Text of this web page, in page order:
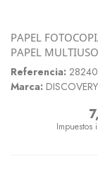
PAPEL
PAPEL
Referencia:
Marca: DISCOVERY
Impuestos